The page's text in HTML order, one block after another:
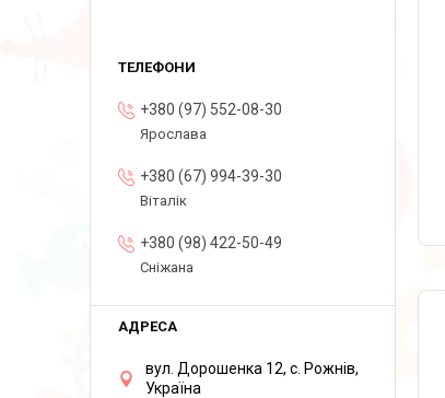
+380 (97) 552-08-30
Ярослава
+380 (67) 994-39-30
Віталік
+380 (98) 422-50-49
Сніжана
вул. Дорошенка 12, с. Рожнів,
Україна